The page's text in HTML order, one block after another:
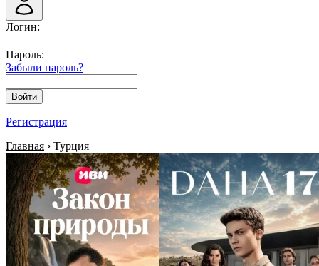
Логин:
Пароль:
Забыли пароль?
Войти
Регистрация
Главная › Турция